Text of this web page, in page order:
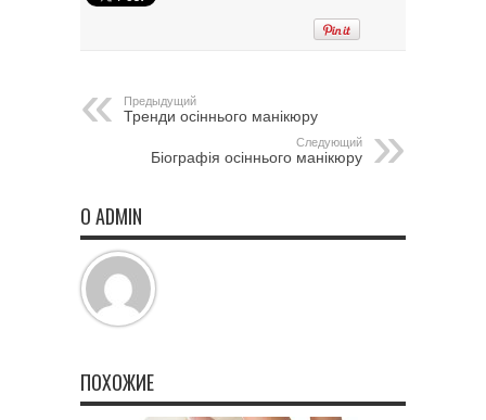
Предыдущий
Тренди осіннього манікюру
Следующий
Біографія осіннього манікюру
О ADMIN
ПОХОЖИЕ